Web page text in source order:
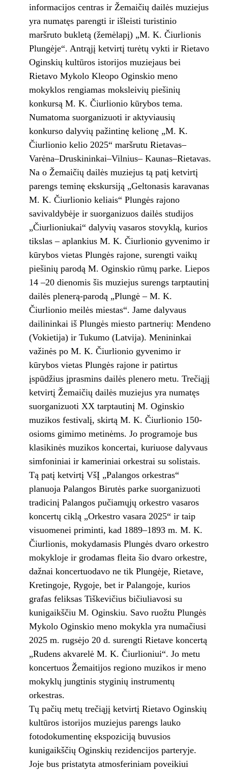
informacijos centras ir Žemaičių dailės muziejus
yra numatęs parengti ir išleisti turistinio
maršruto bukletą (žemėlapį) „M. K. Čiurlionis
Plungėje“. Antrąjį ketvirtį turėtų vykti ir Rietavo
Oginskių kultūros istorijos muziejaus bei
Rietavo Mykolo Kleopo Oginskio meno
mokyklos rengiamas moksleivių piešinių
konkursą M. K. Čiurlionio kūrybos tema.
Numatoma suorganizuoti ir aktyviausių
konkurso dalyvių pažintinę kelionę „M. K.
Čiurlionio kelio 2025“ maršrutu Rietavas–
Varėna–Druskininkai–Vilnius– Kaunas–Rietavas.
Na o Žemaičių dailės muziejus tą patį ketvirtį
parengs teminę ekskursiją „Geltonasis karavanas
M. K. Čiurlionio keliais“ Plungės rajono
savivaldybėje ir suorganizuos dailės studijos
„Čiurlioniukai“ dalyvių vasaros stovyklą, kurios
tikslas – aplankius M. K. Čiurlionio gyvenimo ir
kūrybos vietas Plungės rajone, surengti vaikų
piešinių parodą M. Oginskio rūmų parke. Liepos
14 –20 dienomis šis muziejus surengs tarptautinį
dailės plenerą-parodą „Plungė – M. K.
Čiurlionio meilės miestas“. Jame dalyvaus
dailininkai iš Plungės miesto partnerių: Mendeno
(Vokietija) ir Tukumo (Latvija). Menininkai
važinės po M. K. Čiurlionio gyvenimo ir
kūrybos vietas Plungės rajone ir patirtus
įspūdžius įprasmins dailės plenero metu. Trečiąjį
ketvirtį Žemaičių dailės muziejus yra numatęs
suorganizuoti XX tarptautinį M. Oginskio
muzikos festivalį, skirtą M. K. Čiurlionio 150-
osioms gimimo metinėms. Jo programoje bus
klasikinės muzikos koncertai, kuriuose dalyvaus
simfoniniai ir kameriniai orkestrai su solistais.
Tą patį ketvirtį VšĮ „Palangos orkestras“
planuoja Palangos Birutės parke suorganizuoti
tradicinį Palangos pučiamųjų orkestro vasaros
koncertų ciklą „Orkestro vasara 2025“ ir taip
visuomenei priminti, kad 1889–1893 m. M. K.
Čiurlionis, mokydamasis Plungės dvaro orkestro
mokykloje ir grodamas fleita šio dvaro orkestre,
dažnai koncertuodavo ne tik Plungėje, Rietave,
Kretingoje, Rygoje, bet ir Palangoje, kurios
grafas feliksas Tiškevičius bičiuliavosi su
kunigaikščiu M. Oginskiu. Savo ruožtu Plungės
Mykolo Oginskio meno mokykla yra numačiusi
2025 m. rugsėjo 20 d. surengti Rietave koncertą
„Rudens akvarelė M. K. Čiurlioniui“. Jo metu
koncertuos Žemaitijos regiono muzikos ir meno
mokyklų jungtinis styginių instrumentų
orkestras.
Tų pačių metų trečiąjį ketvirtį Rietavo Oginskių
kultūros istorijos muziejus parengs lauko
fotodokumentinę ekspoziciją buvusios
kunigaikščių Oginskių rezidencijos parteryje.
Joje bus pristatyta atmosferiniam poveikiui